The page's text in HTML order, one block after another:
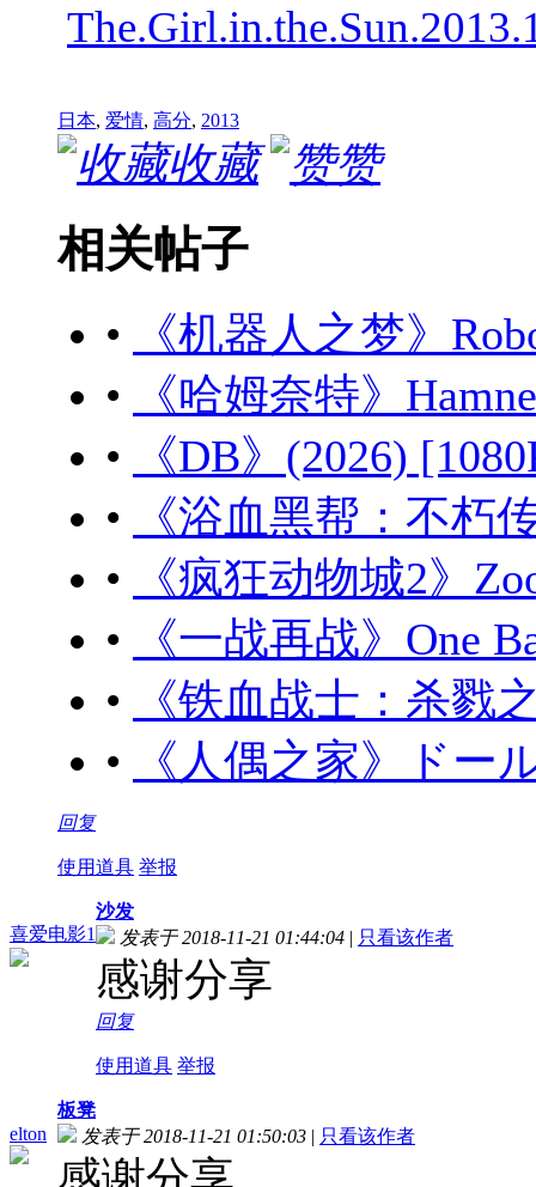
日本, 爱情, 高分, 2013
收藏 赞
相关帖子
•
《机器人之梦》
•
《哈姆奈特》
•
《DB》(2026)
•
《浴血黑帮：不朽
•
《疯狂动物城2》
•
《一战再战》One
•
《铁血战士：杀戮
•
《人偶之家》ドー
回复
使用道具 举报
喜爱电影1
沙发
发表于 2018-11-21 01:44:04 | 只看该作者
感谢分享
回复
使用道具 举报
elton
板凳
发表于 2018-11-21 01:50:03 | 只看该作者